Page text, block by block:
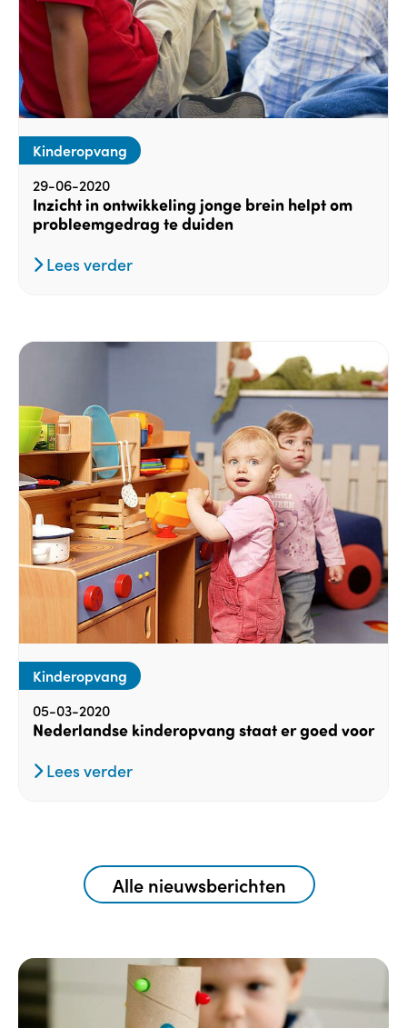
Kinderopvang
29-06-2020
Inzicht in ontwikkeling jonge brein helpt om
probleemgedrag te duiden
Lees verder
Kinderopvang
05-03-2020
Nederlandse kinderopvang staat er goed voor
Lees verder
Alle nieuwsberichten